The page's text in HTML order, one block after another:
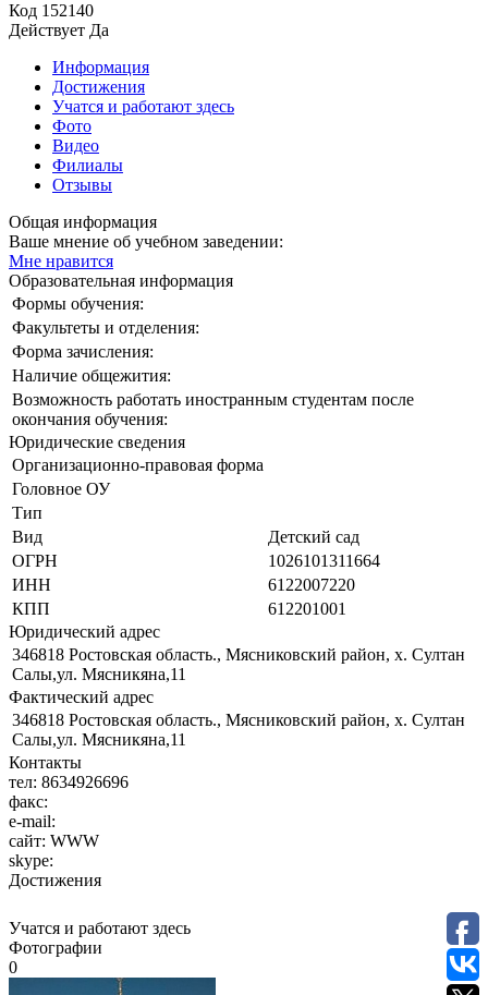
Код 152140
Действует Да
Информация
Достижения
Учатся и работают здесь
Фото
Видео
Филиалы
Отзывы
Общая информация
Ваше мнение об учебном заведении:
Мне нравится
Образовательная информация
Формы обучения:
Факультеты и отделения:
Форма зачисления:
Наличие общежития:
Возможность работать иностранным студентам после
окончания обучения:
Юридические сведения
Организационно-правовая форма
Головное ОУ
Тип
Вид
Детский сад
ОГРН
1026101311664
ИНН
6122007220
КПП
612201001
Юридический адрес
346818 Ростовская область., Мясниковский район, х. Султан
Салы,ул. Мясникяна,11
Фактический адрес
346818 Ростовская область., Мясниковский район, х. Султан
Салы,ул. Мясникяна,11
Контакты
тел: 8634926696
факс:
e-mail:
сайт: WWW
skype:
Достижения
Учатся и работают здесь
Фотографии
0